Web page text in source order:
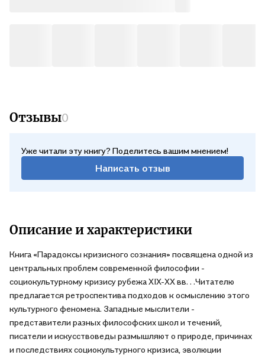
Отзывы0
Уже читали эту книгу? Поделитесь вашим мнением!
Написать отзыв
Описание и характеристики
Книга «Парадоксы кризисного сознания» посвящена одной из
центральных проблем современной философии -
социокультурному кризису рубежа XIX-XX вв. . .Читателю
предлагается ретроспектива подходов к осмыслению этого
культурного феномена. Западные мыслители -
представители разных философских школ и течений,
писатели и искусствоведы размышляют о природе, причинах
и последствиях социокультурного кризиса, эволюции